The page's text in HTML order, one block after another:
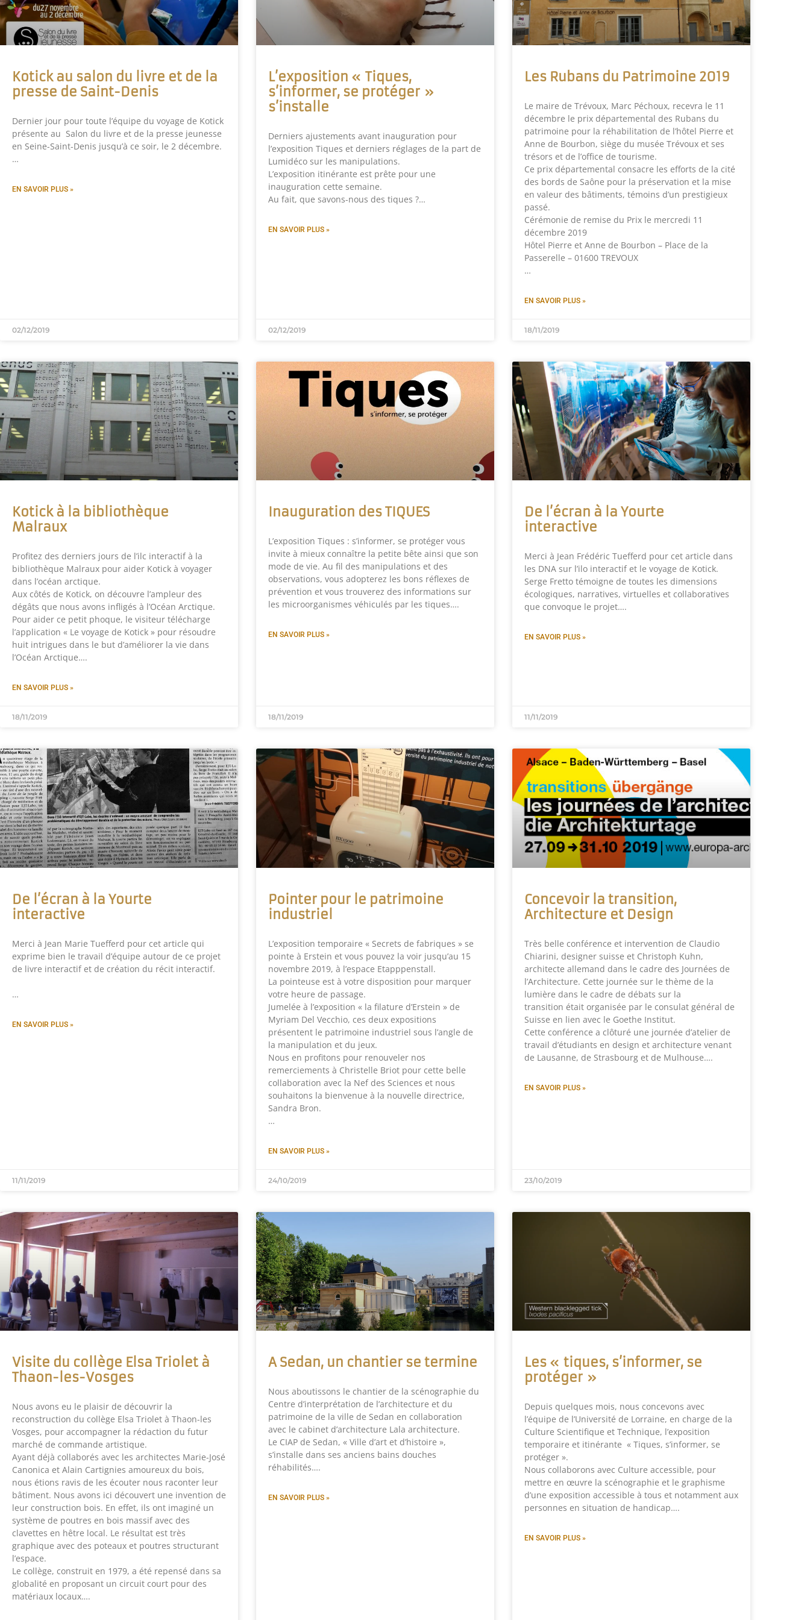
Kotick au salon du livre et de la
presse de Saint-Denis
Dernier jour pour toute l’équipe du voyage de Kotick
présente au Salon du livre et de la presse jeunesse
en Seine-Saint-Denis jusqu’à ce soir, le 2 décembre.
…
EN SAVOIR PLUS »
02/12/2019
L’exposition « Tiques,
s’informer, se protéger »
s’installe
Derniers ajustements avant inauguration pour
l’exposition Tiques et derniers réglages de la part de
Lumidéco sur les manipulations.
L’exposition itinérante est prête pour une
inauguration cette semaine.
Au fait, que savons-nous des tiques ?…
EN SAVOIR PLUS »
02/12/2019
Les Rubans du Patrimoine 2019
Le maire de Trévoux, Marc Péchoux, recevra le 11
décembre le prix départemental des Rubans du
patrimoine pour la réhabilitation de l’hôtel Pierre et
Anne de Bourbon, siège du musée Trévoux et ses
trésors et de l’office de tourisme.
Ce prix départemental consacre les efforts de la cité
des bords de Saône pour la préservation et la mise
en valeur des bâtiments, témoins d’un prestigieux
passé.
Cérémonie de remise du Prix le mercredi 11
décembre 2019
Hôtel Pierre et Anne de Bourbon – Place de la
Passerelle – 01600 TREVOUX
…
EN SAVOIR PLUS »
18/11/2019
Kotick à la bibliothèque
Malraux
Profitez des derniers jours de l’ilc interactif à la
bibliothèque Malraux pour aider Kotick à voyager
dans l’océan arctique.
Aux côtés de Kotick, on découvre l’ampleur des
dégâts que nous avons infligés à l’Océan Arctique.
Pour aider ce petit phoque, le visiteur télécharge
l’application « Le voyage de Kotick » pour résoudre
huit intrigues dans le but d’améliorer la vie dans
l’Océan Arctique….
EN SAVOIR PLUS »
18/11/2019
Inauguration des TIQUES
L’exposition Tiques : s’informer, se protéger vous
invite à mieux connaître la petite bête ainsi que son
mode de vie. Au fil des manipulations et des
observations, vous adopterez les bons réflexes de
prévention et vous trouverez des informations sur
les microorganismes véhiculés par les tiques….
EN SAVOIR PLUS »
18/11/2019
De l’écran à la Yourte
interactive
Merci à Jean Frédéric Tuefferd pour cet article dans
les DNA sur l’ilo interactif et le voyage de Kotick.
Serge Fretto témoigne de toutes les dimensions
écologiques, narratives, virtuelles et collaboratives
que convoque le projet….
EN SAVOIR PLUS »
11/11/2019
De l’écran à la Yourte
interactive
Merci à Jean Marie Tuefferd pour cet article qui
exprime bien le travail d’équipe autour de ce projet
de livre interactif et de création du récit interactif.
…
EN SAVOIR PLUS »
11/11/2019
Pointer pour le patrimoine
industriel
L’exposition temporaire « Secrets de fabriques » se
pointe à Erstein et vous pouvez la voir jusqu’au 15
novembre 2019, à l’espace Etapppenstall.
La pointeuse est à votre disposition pour marquer
votre heure de passage.
Jumelée à l’exposition « la filature d’Erstein » de
Myriam Del Vecchio, ces deux expositions
présentent le patrimoine industriel sous l’angle de
la manipulation et du jeux.
Nous en profitons pour renouveler nos
remerciements à Christelle Briot pour cette belle
collaboration avec la Nef des Sciences et nous
souhaitons la bienvenue à la nouvelle directrice,
Sandra Bron.
…
EN SAVOIR PLUS »
24/10/2019
Concevoir la transition,
Architecture et Design
Très belle conférence et intervention de Claudio
Chiarini, designer suisse et Christoph Kuhn,
architecte allemand dans le cadre des Journées de
l’Architecture. Cette journée sur le thème de la
lumière dans le cadre de débats sur la
transition était organisée par le consulat général de
Suisse en lien avec le Goethe Institut.
Cette conférence a clôturé une journée d’atelier de
travail d’étudiants en design et architecture venant
de Lausanne, de Strasbourg et de Mulhouse….
EN SAVOIR PLUS »
23/10/2019
Visite du collège Elsa Triolet à
Thaon-les-Vosges
Nous avons eu le plaisir de découvrir la
reconstruction du collège Elsa Triolet à Thaon-les
Vosges, pour accompagner la rédaction du futur
marché de commande artistique.
Ayant déjà collaborés avec les architectes Marie-José
Canonica et Alain Cartignies amoureux du bois,
nous étions ravis de les écouter nous raconter leur
bâtiment. Nous avons ici découvert une invention de
leur construction bois. En effet, ils ont imaginé un
système de poutres en bois massif avec des
clavettes en hêtre local. Le résultat est très
graphique avec des poteaux et poutres structurant
l’espace.
Le collège, construit en 1979, a été repensé dans sa
globalité en proposant un circuit court pour des
matériaux locaux….
A Sedan, un chantier se termine
Nous aboutissons le chantier de la scénographie du
Centre d’interprétation de l’architecture et du
patrimoine de la ville de Sedan en collaboration
avec le cabinet d’architecture Lala architecture.
Le CIAP de Sedan, « Ville d’art et d’histoire »,
s’installe dans ses anciens bains douches
réhabilités….
EN SAVOIR PLUS »
Les « tiques, s’informer, se
protéger »
Depuis quelques mois, nous concevons avec
l’équipe de l’Université de Lorraine, en charge de la
Culture Scientifique et Technique, l’exposition
temporaire et itinérante « Tiques, s’informer, se
protéger ».
Nous collaborons avec Culture accessible, pour
mettre en œuvre la scénographie et le graphisme
d’une exposition accessible à tous et notamment aux
personnes en situation de handicap….
EN SAVOIR PLUS »